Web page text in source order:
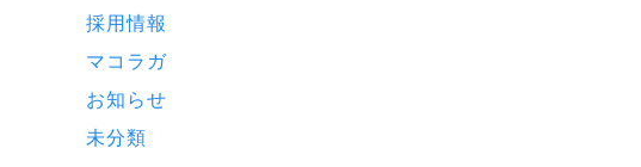
採用情報
マコラガ
お知らせ
未分類